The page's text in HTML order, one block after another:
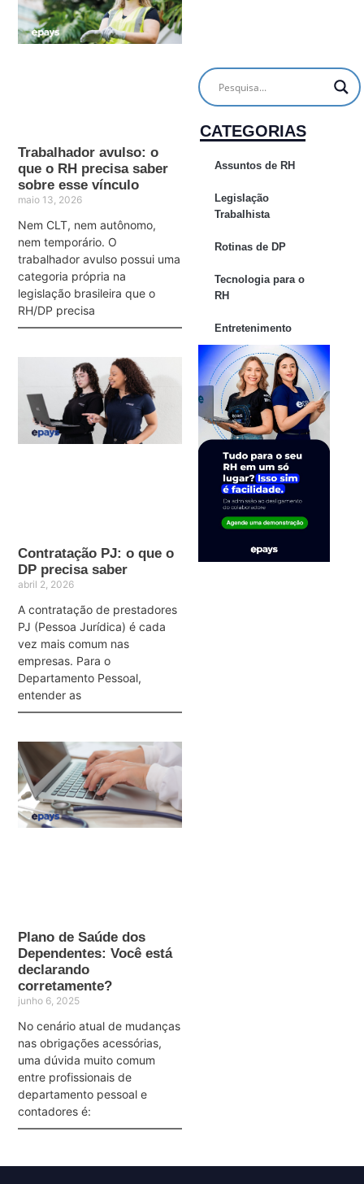
Trabalhador avulso: o
que o RH precisa saber
sobre esse vínculo
maio 13, 2026
Nem CLT, nem autônomo,
nem temporário. O
trabalhador avulso possui uma
categoria própria na
legislação brasileira que o
RH/DP precisa
Contratação PJ: o que o
DP precisa saber
abril 2, 2026
A contratação de prestadores
PJ (Pessoa Jurídica) é cada
vez mais comum nas
empresas. Para o
Departamento Pessoal,
entender as
Plano de Saúde dos
Dependentes: Você está
declarando
corretamente?
junho 6, 2025
No cenário atual de mudanças
nas obrigações acessórias,
uma dúvida muito comum
entre profissionais de
departamento pessoal e
contadores é:
CATEGORIAS
Assuntos de RH
Legislação
Trabalhista
Rotinas de DP
Tecnologia para o
RH
Entretenimento